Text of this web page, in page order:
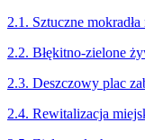
2.1. Sztuczne
2.2. Błękitno-zielone
2.3. Deszczowy plac
2.4. Rewitalizacja